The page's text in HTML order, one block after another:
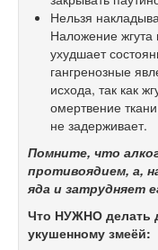
Нельзя
Наложение
ухудшает
гангренозные
исхода, так как
омертвение
не задерживает.
Помните, что
противоядием, а,
яда и затрудняет
Что НУЖНО делать
укушенному змеёй: